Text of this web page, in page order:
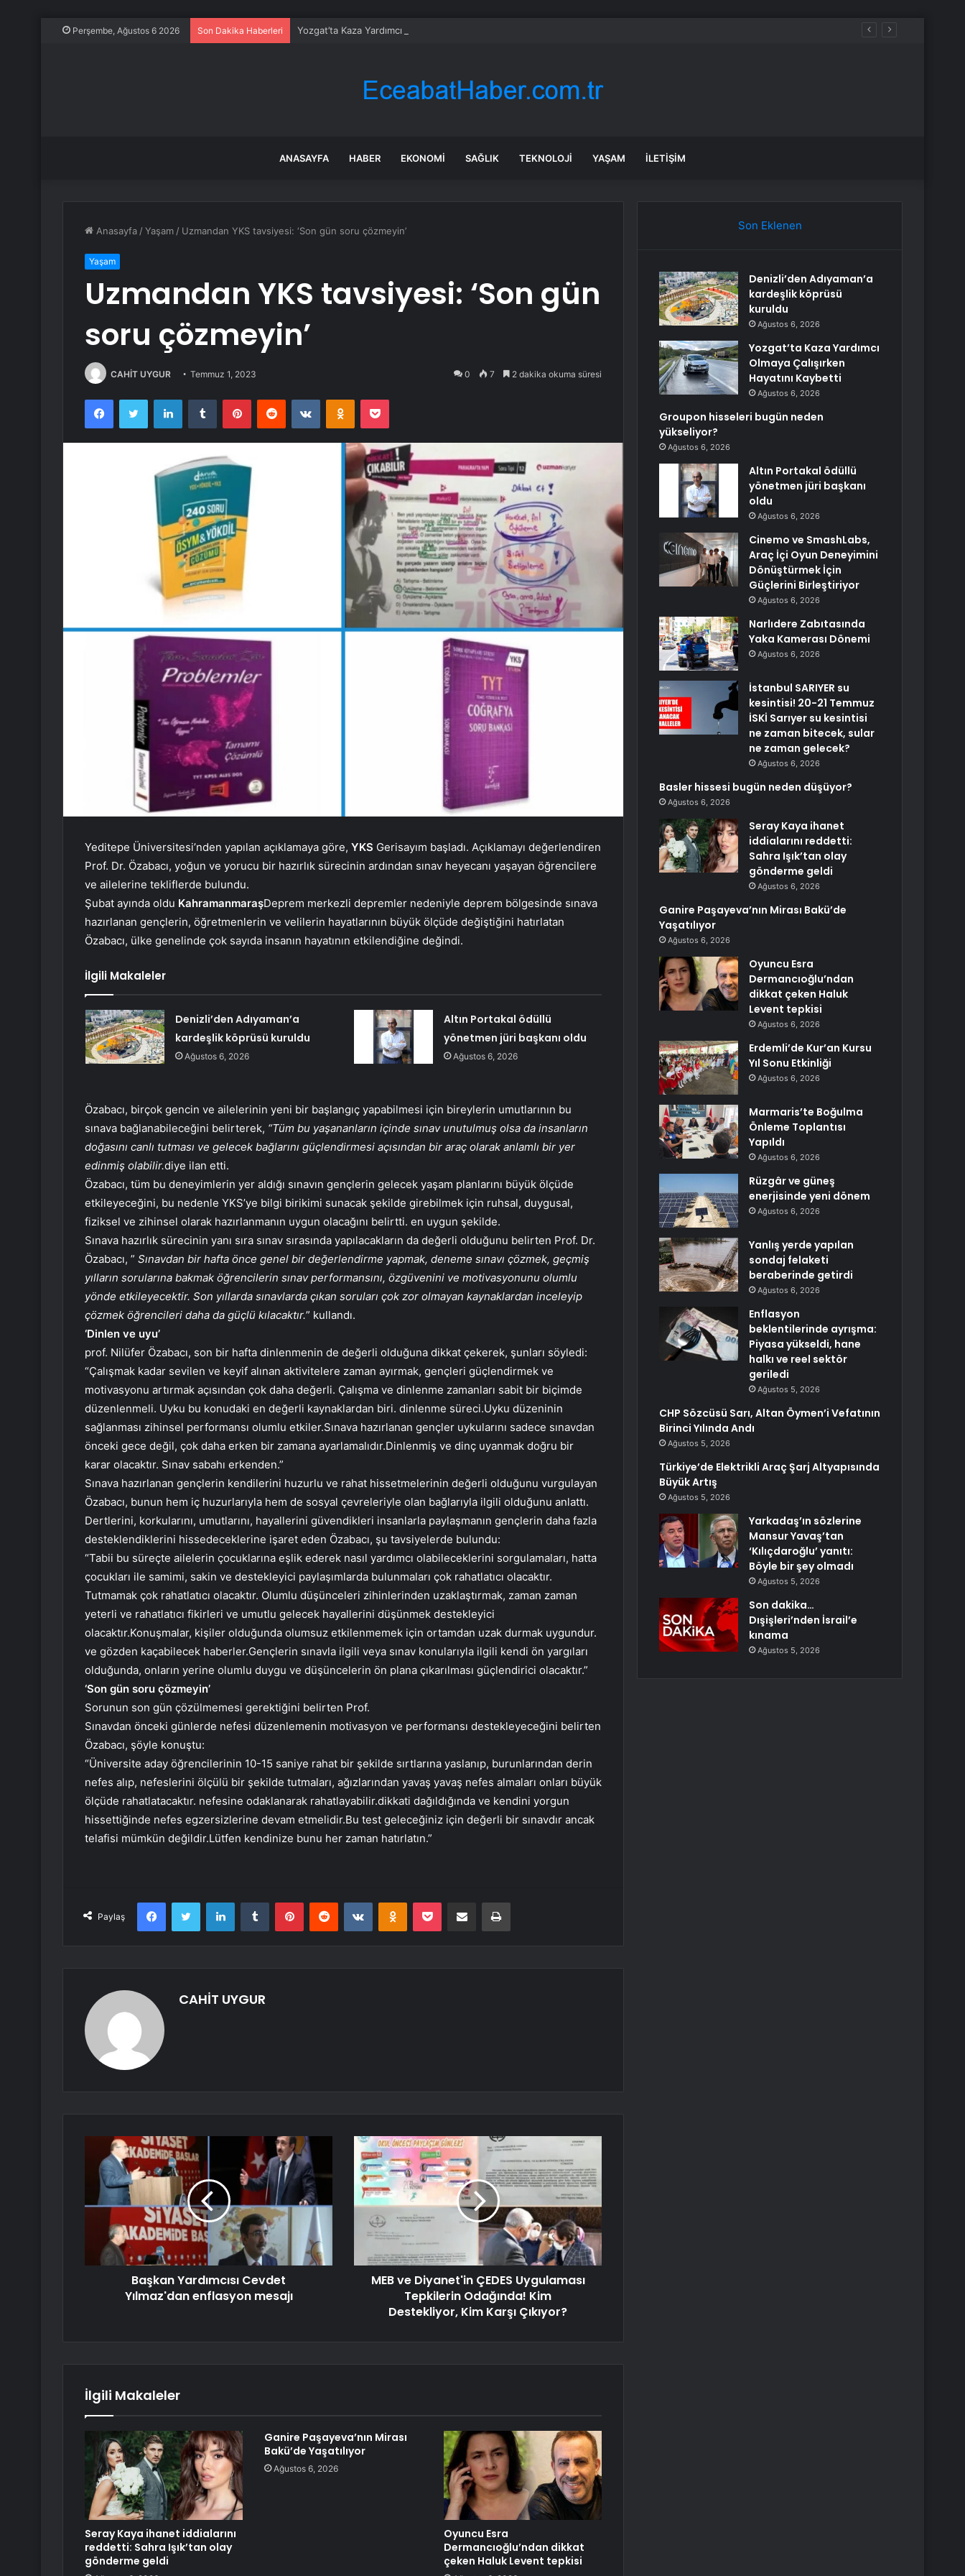
Perşembe, Ağustos 6 2026 Son Dakika Haberleri Yozgat’ta Kaza Yardımcı Olmaya Çalışırken Hayatını Kaybetti
ANASAYFA HABER EKONOMI SAĞLIK TEKNOLOJI YAŞAM İLETIŞIM
Anasayfa /Yaşam / Uzmandan YKS tavsiyesi: ‘Son gün soru çözmeyin’
Yaşam
Uzmandan YKS tavsiyesi: ‘Son gün
soru çözmeyin’
CAHİT UYGUR Temmuz 1, 2023 0 7 2 dakika okuma süresi
FacebookTwitter LinkedInTumblr PinterestReddit VKontakteOdnoklassniki
Pocket
Yeditepe Üniversitesi’nden yapılan açıklamaya göre, YKS Gerisayım başladı. Açıklamayı değerlendiren
Prof. Dr. Özabacı, yoğun ve yorucu bir hazırlık sürecinin ardından sınav heyecanı yaşayan öğrencilere
ve ailelerine tekliflerde bulundu.
Şubat ayında oldu KahramanmaraşDeprem merkezli depremler nedeniyle deprem bölgesinde sınava
hazırlanan gençlerin, öğretmenlerin ve velilerin hayatlarının büyük ölçüde değiştiğini hatırlatan
Özabacı, ülke genelinde çok sayıda insanın hayatının etkilendiğine değindi.
İlgili Makaleler
Denizli’den Adıyaman’a
kardeşlik köprüsü kuruldu
Ağustos 6, 2026
Altın Portakal ödüllü
yönetmen jüri başkanı oldu
Ağustos 6, 2026
Özabacı, birçok gencin ve ailelerinin yeni bir başlangıç ​​yapabilmesi için bireylerin umutlarının bu
sınava bağlanabileceğini belirterek, “Tüm bu yaşananların içinde sınav unutulmuş olsa da insanların
doğasını canlı tutması ve gelecek bağlarını güçlendirmesi açısından bir araç olarak anlamlı bir yer
edinmiş olabilir.diye ilan etti.
Özabacı, tüm bu deneyimlerin yer aldığı sınavın gençlerin gelecek yaşam planlarını büyük ölçüde
etkileyeceğini, bu nedenle YKS’ye bilgi birikimi sunacak şekilde girebilmek için ruhsal, duygusal,
fiziksel ve zihinsel olarak hazırlanmanın uygun olacağını belirtti. en uygun şekilde.
Sınava hazırlık sürecinin yanı sıra sınav sırasında yapılacakların da değerli olduğunu belirten Prof. Dr.
Özabacı, ” Sınavdan bir hafta önce genel bir değerlendirme yapmak, deneme sınavı çözmek, geçmiş
yılların sorularına bakmak öğrencilerin sınav performansını, özgüvenini ve motivasyonunu olumlu
yönde etkileyecektir. Son yıllarda sınavlarda çıkan soruları çok zor olmayan kaynaklardan inceleyip
çözmek öğrencileri daha da güçlü kılacaktır.” kullandı.
‘Dinlen ve uyu’
prof. Nilüfer Özabacı, son bir hafta dinlenmenin de değerli olduğuna dikkat çekerek, şunları söyledi:
“Çalışmak kadar sevilen ve keyif alınan aktivitelere zaman ayırmak, gençleri güçlendirmek ve
motivasyonu artırmak açısından çok daha değerli. Çalışma ve dinlenme zamanları sabit bir biçimde
düzenlenmeli. Uyku bu konudaki en değerli kaynaklardan biri. dinlenme süreci.Uyku düzeninin
sağlanması zihinsel performansı olumlu etkiler.Sınava hazırlanan gençler uykularını sadece sınavdan
önceki gece değil, çok daha erken bir zamana ayarlamalıdır.Dinlenmiş ve dinç uyanmak doğru bir
karar olacaktır. Sınav sabahı erkenden.”
Sınava hazırlanan gençlerin kendilerini huzurlu ve rahat hissetmelerinin değerli olduğunu vurgulayan
Özabacı, bunun hem iç huzurlarıyla hem de sosyal çevreleriyle olan bağlarıyla ilgili olduğunu anlattı.
Dertlerini, korkularını, umutlarını, hayallerini güvendikleri insanlarla paylaşmanın gençlerin daha fazla
desteklendiklerini hissedeceklerine işaret eden Özabacı, şu tavsiyelerde bulundu:
“Tabii bu süreçte ailelerin çocuklarına eşlik ederek nasıl yardımcı olabileceklerini sorgulamaları, hatta
çocukları ile samimi, sakin ve destekleyici paylaşımlarda bulunmaları çok rahatlatıcı olacaktır.
Tutmamak çok rahatlatıcı olacaktır. Olumlu düşünceleri zihinlerinden uzaklaştırmak, zaman zaman
yeterli ve rahatlatıcı fikirleri ve umutlu gelecek hayallerini düşünmek destekleyici
olacaktır.Konuşmalar, kişiler olduğunda olumsuz etkilenmemek için ortamdan uzak durmak uygundur.
ve gözden kaçabilecek haberler.Gençlerin sınavla ilgili veya sınav konularıyla ilgili kendi ön yargıları
olduğunda, onların yerine olumlu duygu ve düşüncelerin ön plana çıkarılması güçlendirici olacaktır.”
‘Son gün soru çözmeyin’
Sorunun son gün çözülmemesi gerektiğini belirten Prof.
Sınavdan önceki günlerde nefesi düzenlemenin motivasyon ve performansı destekleyeceğini belirten
Özabacı, şöyle konuştu:
“Üniversite aday öğrencilerinin 10-15 saniye rahat bir şekilde sırtlarına yaslanıp, burunlarından derin
nefes alıp, nefeslerini ölçülü bir şekilde tutmaları, ağızlarından yavaş yavaş nefes almaları onları büyük
ölçüde rahatlatacaktır. nefesine odaklanarak rahatlayabilir.dikkati dağıldığında ve kendini yorgun
hissettiğinde nefes egzersizlerine devam etmelidir.Bu test geleceğiniz için değerli bir sınavdır ancak
telafisi mümkün değildir.Lütfen kendinize bunu her zaman hatırlatın.”
Paylaş
FacebookTwitter LinkedInTumblr PinterestReddit VKontakteOdnoklassniki
Pocket E-Posta ile paylaş Yazdır
CAHİT UYGUR
Başkan Yardımcısı Cevdet
Yılmaz'dan enflasyon mesajı
MEB ve Diyanet'in ÇEDES Uygulaması
Tepkilerin Odağında! Kim
Destekliyor, Kim Karşı Çıkıyor?
İlgili Makaleler
Seray Kaya ihanet iddialarını
reddetti: Sahra Işık’tan olay
gönderme geldi
Ganire Paşayeva’nın Mirası
Bakü’de Yaşatılıyor
Ağustos 6, 2026
Oyuncu Esra
Dermancıoğlu’ndan dikkat
çeken Haluk Levent tepkisi
Son Eklenen
Denizli’den Adıyaman’a
kardeşlik köprüsü
kuruldu
Ağustos 6, 2026
Yozgat’ta Kaza Yardımcı
Olmaya Çalışırken
Hayatını Kaybetti
Ağustos 6, 2026
Groupon hisseleri bugün neden
yükseliyor?
Ağustos 6, 2026
Altın Portakal ödüllü
yönetmen jüri başkanı
oldu
Ağustos 6, 2026
Cinemo ve SmashLabs,
Araç İçi Oyun Deneyimini
Dönüştürmek İçin
Güçlerini Birleştiriyor
Ağustos 6, 2026
Narlıdere Zabıtasında
Yaka Kamerası Dönemi
Ağustos 6, 2026
İstanbul SARIYER su
kesintisi! 20-21 Temmuz
İSKİ Sarıyer su kesintisi
ne zaman bitecek, sular
ne zaman gelecek?
Ağustos 6, 2026
Basler hissesi bugün neden düşüyor?
Ağustos 6, 2026
Seray Kaya ihanet
iddialarını reddetti:
Sahra Işık’tan olay
gönderme geldi
Ağustos 6, 2026
Ganire Paşayeva’nın Mirası Bakü’de
Yaşatılıyor
Ağustos 6, 2026
Oyuncu Esra
Dermancıoğlu’ndan
dikkat çeken Haluk
Levent tepkisi
Ağustos 6, 2026
Erdemli’de Kur’an Kursu
Yıl Sonu Etkinliği
Ağustos 6, 2026
Marmaris’te Boğulma
Önleme Toplantısı
Yapıldı
Ağustos 6, 2026
Rüzgâr ve güneş
enerjisinde yeni dönem
Ağustos 6, 2026
Yanlış yerde yapılan
sondaj felaketi
beraberinde getirdi
Ağustos 6, 2026
Enflasyon
beklentilerinde ayrışma:
Piyasa yükseldi, hane
halkı ve reel sektör
geriledi
Ağustos 5, 2026
CHP Sözcüsü Sarı, Altan Öymen’i Vefatının
Birinci Yılında Andı
Ağustos 5, 2026
Türkiye’de Elektrikli Araç Şarj Altyapısında
Büyük Artış
Ağustos 5, 2026
Yarkadaş’ın sözlerine
Mansur Yavaş’tan
‘Kılıçdaroğlu’ yanıtı:
Böyle bir şey olmadı
Ağustos 5, 2026
Son dakika…
Dışişleri’nden İsrail’e
kınama
Ağustos 5, 2026